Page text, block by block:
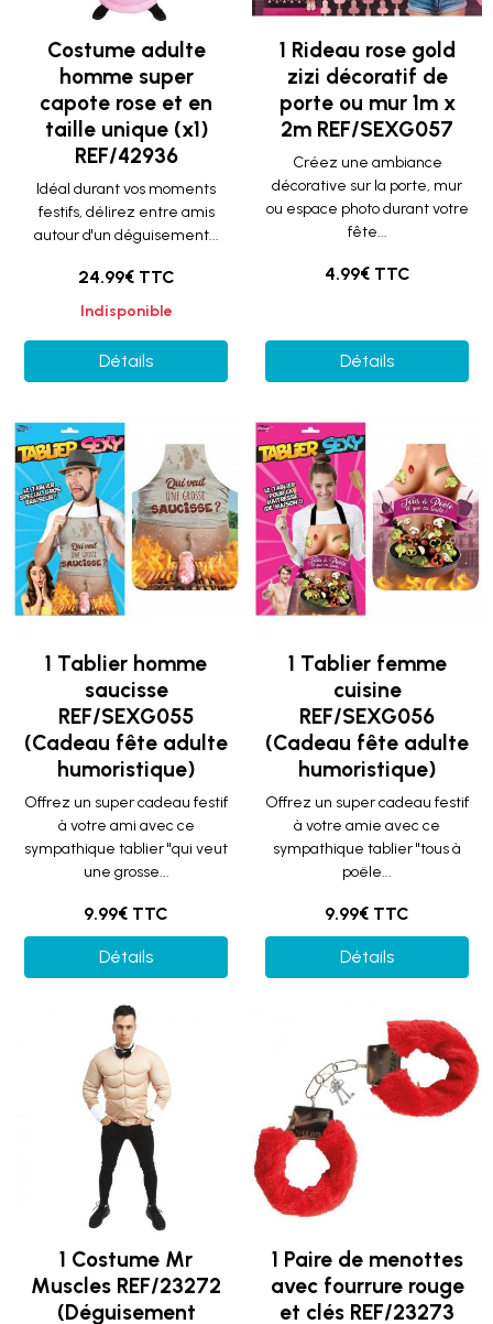
Costume adulte
homme super
capote rose et en
taille unique (x1)
REF/42936
Idéal durant vos moments
festifs, délirez entre amis
autour d'un déguisement...
24.99€ TTC
Indisponible
Détails
1 Rideau rose gold
zizi décoratif de
porte ou mur 1m x
2m REF/SEXG057
Créez une ambiance
décorative sur la porte, mur
ou espace photo durant votre
fête...
4.99€ TTC
Détails
1 Tablier homme
saucisse
REF/SEXG055
(Cadeau fête adulte
humoristique)
Offrez un super cadeau festif
à votre ami avec ce
sympathique tablier "qui veut
une grosse...
9.99€ TTC
Détails
1 Tablier femme
cuisine
REF/SEXG056
(Cadeau fête adulte
humoristique)
Offrez un super cadeau festif
à votre amie avec ce
sympathique tablier "tous à
poële...
9.99€ TTC
Détails
1 Costume Mr
Muscles REF/23272
(Déguisement
1 Paire de menottes
avec fourrure rouge
et clés REF/23273